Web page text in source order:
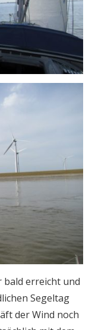
bald erreicht und
Segeltag
der Wind noch